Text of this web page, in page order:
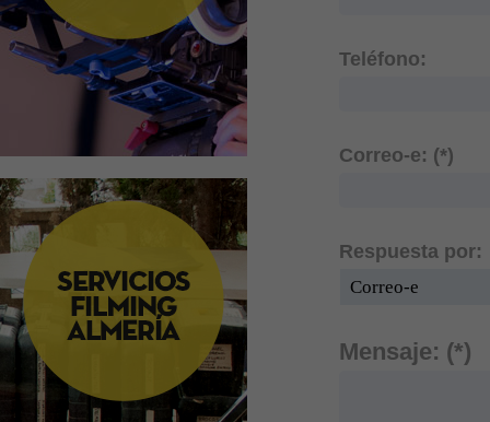
Teléfono:
Correo-e: (*)
Respuesta por:
Mensaje: (*)